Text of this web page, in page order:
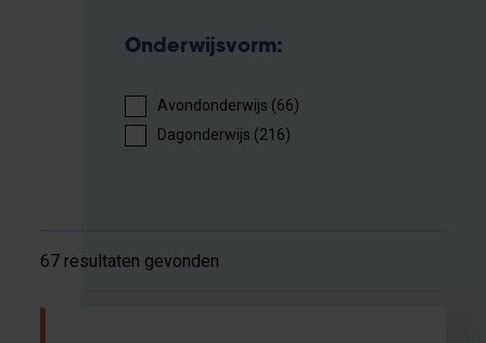
Onderwijsvorm:
Avondonderwijs (66)
Dagonderwijs (216)
67 resultaten gevonden